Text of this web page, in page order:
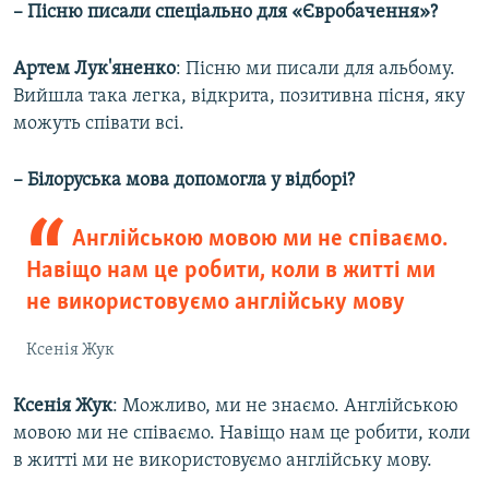
– Пісню писали спеціально для «Євробачення»?
Артем Лук'яненко: Пісню ми писали для альбому.
Вийшла така легка, відкрита, позитивна пісня, яку
можуть співати всі.
– Білоруська мова допомогла у відборі?
Англійською мовою ми не співаємо.
Навіщо нам це робити, коли в житті ми
не використовуємо англійську мову
Ксенія Жук
Ксенія Жук: Можливо, ми не знаємо. Англійською
мовою ми не співаємо. Навіщо нам це робити, коли
в житті ми не використовуємо англійську мову.